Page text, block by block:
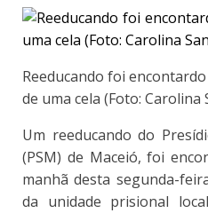
Reeducando foi
de uma cela (Foto: Carolina
Um reeducando do
(PSM) de Maceió, foi
manhã desta segunda-
da unidade prisional